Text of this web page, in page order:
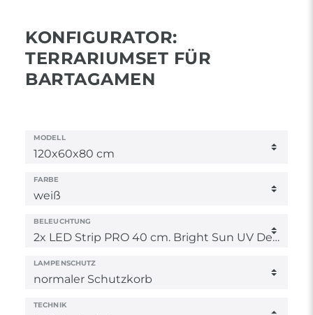
KONFIGURATOR:
TERRARIUMSET FÜR
BARTAGAMEN
MODELL
FARBE
BELEUCHTUNG
LAMPENSCHUTZ
TECHNIK